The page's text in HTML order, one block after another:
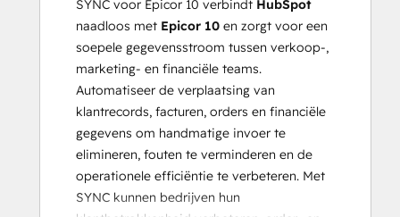
SYNC voor Epicor 10 verbindt HubSpot
naadloos met Epicor 10 en zorgt voor een
soepele gegevensstroom tussen verkoop-,
marketing- en financiële teams.
Automatiseer de verplaatsing van
klantrecords, facturen, orders en financiële
gegevens om handmatige invoer te
elimineren, fouten te verminderen en de
operationele efficiëntie te verbeteren. Met
SYNC kunnen bedrijven hun